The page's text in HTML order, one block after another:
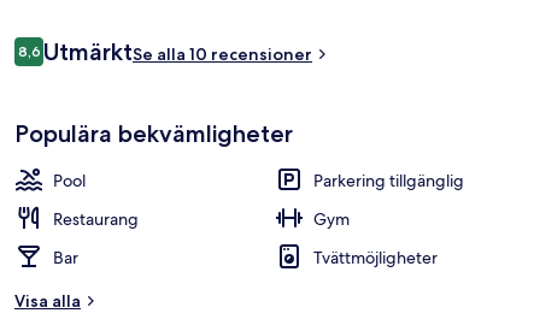
Recensioner
8,68,6 av 10,
UtmärktSe alla 10 recensioner
Populära bekvämligheter
Pool
Parkering tillgänglig
Restaurang
Gym
Bar
Tvättmöjligheter
Visa alla